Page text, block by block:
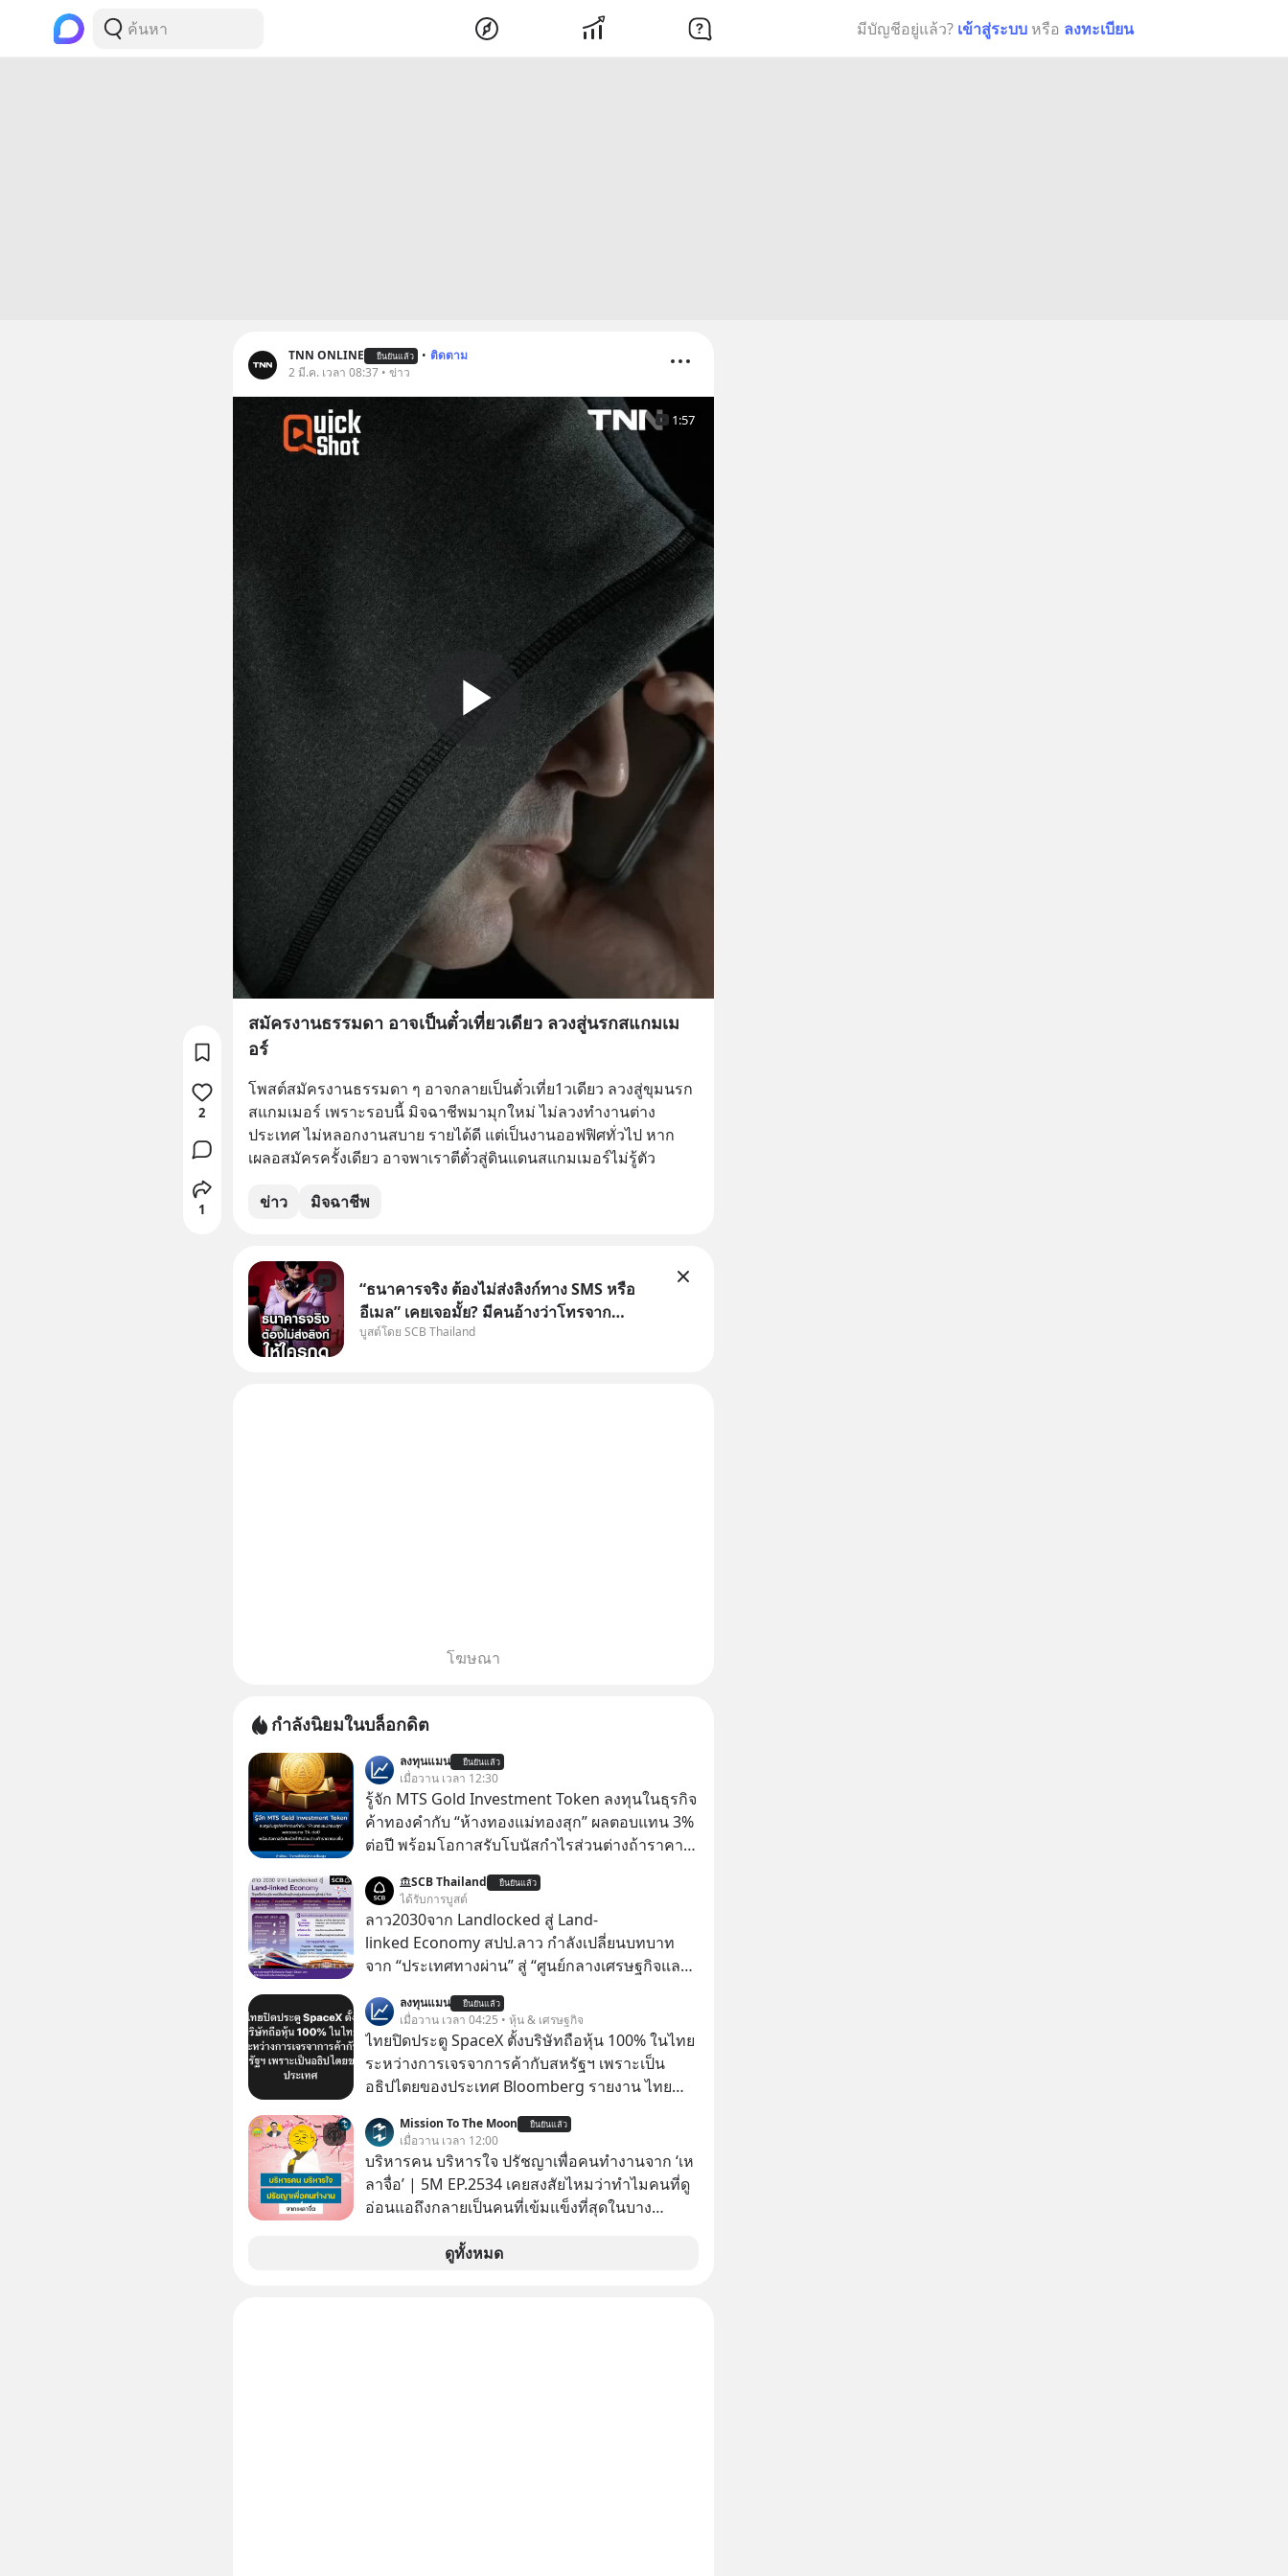
มีบัญชีอยู่แล้ว? เข้าสู่ระบบ หรือ ลงทะเบียน
TNN ONLINE ยืนยันแล้ว • ติดตาม
2 มี.ค. เวลา 08:37 • ข่าว
1:57
สมัครงานธรรมดา อาจเป็นตั๋วเที่ยวเดียว ลวงสู่นรกสแกมเม
อร์
โพสต์สมัครงานธรรมดา ๆ อาจกลายเป็นตั๋วเที่ย1วเดียว ลวงสู่ขุมนรก
สแกมเมอร์​ เพราะรอบนี้ มิจฉาชีพมามุกใหม่ ไม่ลวงทำงานต่าง
ประเทศ ไม่หลอกงานสบาย รายได้ดี แต่เป็นงานออฟฟิศทั่วไป หาก
เผลอสมัครครั้งเดียว อาจพาเราตีตั๋วสู่ดินแดนสแกมเมอร์ไม่รู้ตัว
ข่าว มิจฉาชีพ
2
1
“ธนาคารจริง ต้องไม่ส่งลิงก์ทาง SMS หรือ
อีเมล” เคยเจอมั้ย? มีคนอ้างว่าโทรจาก
ธนาคาร บอกว่าบัญชีมีปัญหา แล้วให้กดลิงก์
บูสต์โดย SCB Thailand
โฆษณา
กำลังนิยมในบล็อกดิต
ลงทุนแมน ยืนยันแล้ว
เมื่อวาน เวลา 12:30
รู้จัก MTS Gold Investment Token ลงทุนในธุรกิจ
ค้าทองคำกับ “ห้างทองแม่ทองสุก” ผลตอบแทน 3%
ต่อปี พร้อมโอกาสรับโบนัสกำไรส่วนต่างถ้าราคา
Group กลุ่ม MTS Gold หรือห้างทองแม่ทองสุก อยู่
ในธุรกิจทองคำมานานกว่า 74 ปี ปัจจุบันนับเป็นก
ลุ่มธุรกิจทองคำที่ใหญ่เป็นอันดับ 2 ของไทย ที่มีราย
ได้รวม 3.5 ล้านล้านบาทในปี 2568
SCB Thailand ยืนยันแล้ว
ได้รับการบูสต์
ลาว2030จาก Landlocked สู่ Land-
linked Economy สปป.ลาว กำลังเปลี่ยนบทบาท
จาก “ประเทศทางผ่าน” สู่ “ศูนย์กลางเศรษฐกิจและ
ลงทุนแมน ยืนยันแล้ว
เมื่อวาน เวลา 04:25 • หุ้น & เศรษฐกิจ
ไทยปิดประตู SpaceX ตั้งบริษัทถือหุ้น 100% ในไทย
ระหว่างการเจรจาการค้ากับสหรัฐฯ เพราะเป็น
อธิปไตยของประเทศ Bloomberg รายงาน ไทย
สหรัฐฯ ตั้งบริษัทโทรคมนาคมดาวเทียมที่ถือหุ้น
100% โดยชาวต่างชาติ ในระหว่างการเจรจาการ
ค้ากับรัฐบาลสหรัฐ โดยให้เหตุผลว่าเป็นประเด็น
ด้านอธิปไตยของประเทศ
Mission To The Moon ยืนยันแล้ว
เมื่อวาน เวลา 12:00
บริหารคน บริหารใจ ปรัชญาเพื่อคนทำงานจาก ‘เห
ลาจื่อ’ | 5M EP.2534 เคยสงสัยไหมว่าทำไมคนที่ดู
อ่อนแอถึงกลายเป็นคนที่เข้มแข็งที่สุดในบาง
ถึงประสบความสำเร็จได้ไวกว่าใครเพื่อน? ไม่แน่ว่า
ดูทั้งหมด